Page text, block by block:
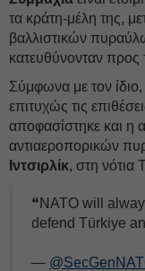
τα κράτη-μέλη της,
βαλλιστικών
κατευθύνονταν προς
Σύμφωνα με τον ίδιο,
επιτυχώς τις
αποφασίστηκε και η
αντιαεροπορικών
Ιντσιρλίκ, στη νότια
❝NATO will
defend Türkiye
—